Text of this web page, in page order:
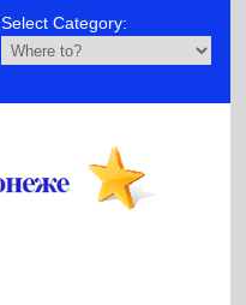
Select Category: